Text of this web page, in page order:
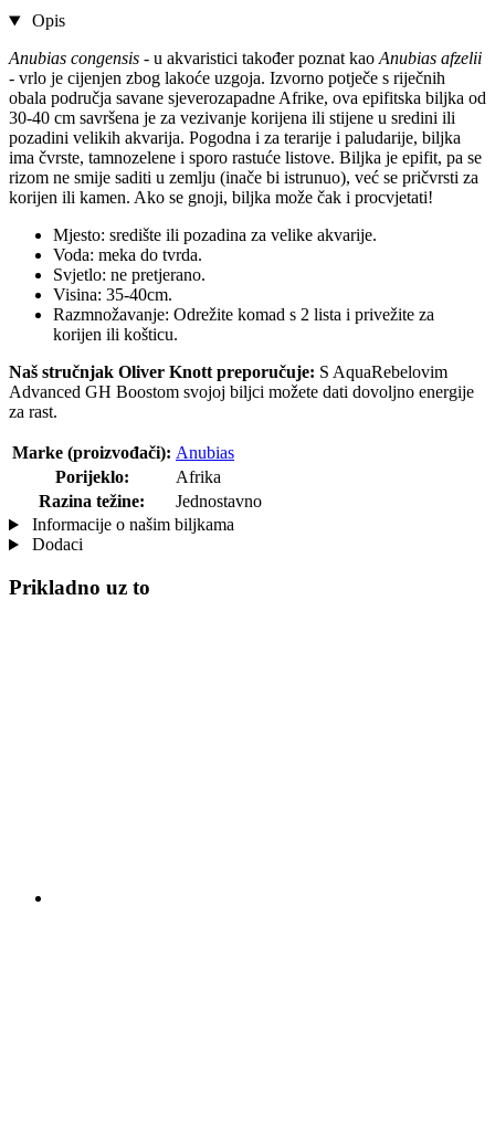
Opis
Anubias congensis - u akvaristici također poznat kao Anubias afzelii
- vrlo je cijenjen zbog lakoće uzgoja. Izvorno potječe s riječnih
obala područja savane sjeverozapadne Afrike, ova epifitska biljka od
30-40 cm savršena je za vezivanje korijena ili stijene u sredini ili
pozadini velikih akvarija. Pogodna i za terarije i paludarije, biljka
ima čvrste, tamnozelene i sporo rastuće listove. Biljka je epifit, pa se
rizom ne smije saditi u zemlju (inače bi istrunuo), već se pričvrsti za
korijen ili kamen. Ako se gnoji, biljka može čak i procvjetati!
Mjesto: središte ili pozadina za velike akvarije.
Voda: meka do tvrda.
Svjetlo: ne pretjerano.
Visina: 35-40cm.
Razmnožavanje: Odrežite komad s 2 lista i privežite za
korijen ili košticu.
Naš stručnjak Oliver Knott preporučuje: S AquaRebelovim
Advanced GH Boostom svojoj biljci možete dati dovoljno energije
za rast.
Marke (proizvođači): Anubias
Porijeklo:
Afrika
Razina težine:
Jednostavno
Informacije o našim biljkama
Dodaci
Prikladno uz to